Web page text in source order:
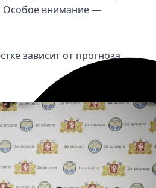
Особое внимание —
зависит от прогноза